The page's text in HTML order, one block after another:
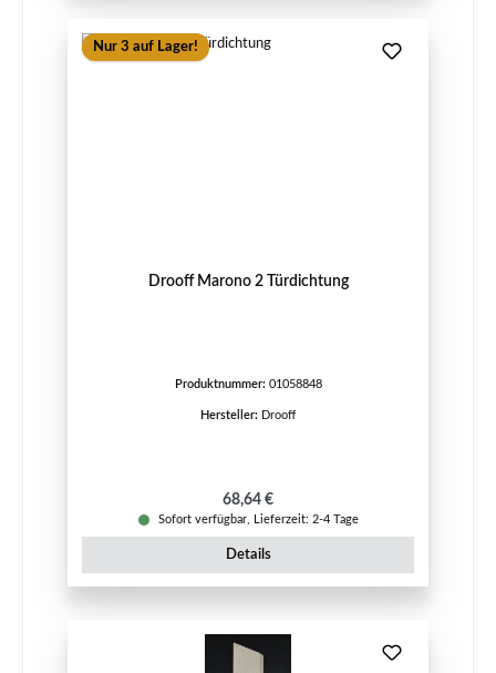
Nur 3 auf Lager!
Drooff Marono 2 Türdichtung
Produktnummer: 01058848
Hersteller: Drooff
Regulärer Preis:
68,64 €
Sofort verfügbar, Lieferzeit: 2-4 Tage
Details